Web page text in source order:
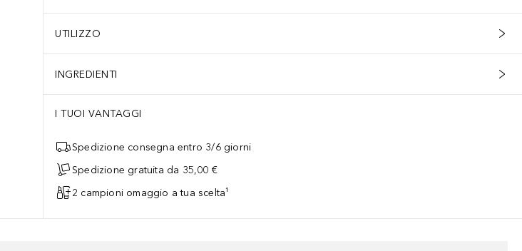
UTILIZZO
INGREDIENTI
I TUOI VANTAGGI
Spedizione consegna entro 3/6 giorni
Spedizione gratuita da 35,00 €
2 campioni omaggio a tua scelta¹